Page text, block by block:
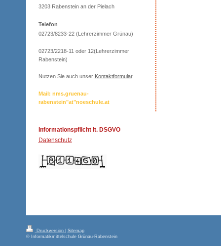
3203 Rabenstein an der Pielach
Telefon
02723/8233-22 (Lehrerzimmer Grünau)
02723/2218-11 oder 12(Lehrerzimmer
Rabenstein)
Nutzen Sie auch unser Kontaktformular.
Mail: nms.gruenau-
rabenstein"at"noeschule.at
Informationspflicht lt. DSGVO
Datenschutz
Druckversion
Sitemap
© Informatikmittelschule Grünau-Rabenstein